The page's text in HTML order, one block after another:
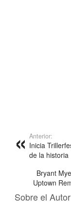
Anterior:
Inicia
de la historia
Bryant
Uptown
Sobre el Autor